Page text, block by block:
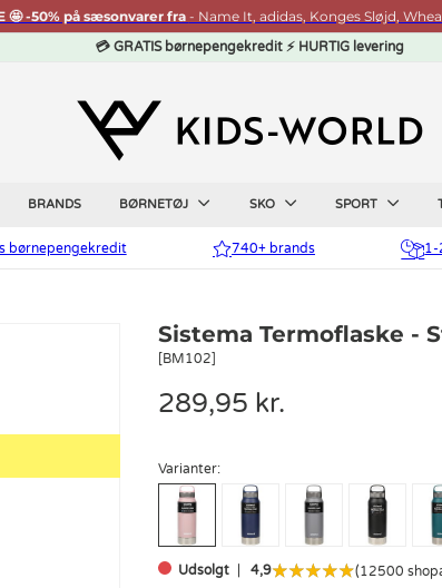
🤩 -50% på sæsonvarer fra - Name It, adidas, Konges Sløjd,
💳 GRATIS børnepengekredit ⚡ HURTIG levering
BRANDS BØRNETØJ SKO SPORT
børnepengekredit 740+ brands 1-
Sistema Termoflaske -
[BM102]
289,95 kr.
Varianter:
Udsolgt 4,9 (12500